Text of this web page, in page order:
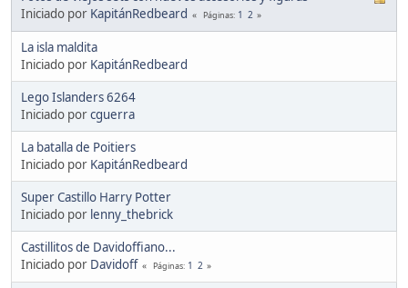
Iniciado por KapitánRedbeard Páginas 1 2
La isla maldita
Iniciado por KapitánRedbeard
Lego Islanders 6264
Iniciado porcguerra
La batalla de Poitiers
Iniciado por KapitánRedbeard
Super Castillo Harry Potter
Iniciado por lenny_thebrick
Castillitos de Davidoffiano...
Iniciado por Davidoff Páginas 1 2